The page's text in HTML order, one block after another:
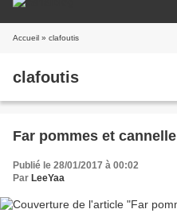
Accueil » clafoutis
clafoutis
Far pommes et cannelle
Publié le 28/01/2017 à 00:02
Par LeeYaa